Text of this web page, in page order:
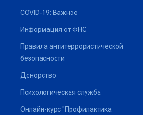
COVID-19: Важное
Информация от ФНС
Правила антитеррористической
безопасности
Донорство
Психологическая служба
Онлайн-курс "Профилактика